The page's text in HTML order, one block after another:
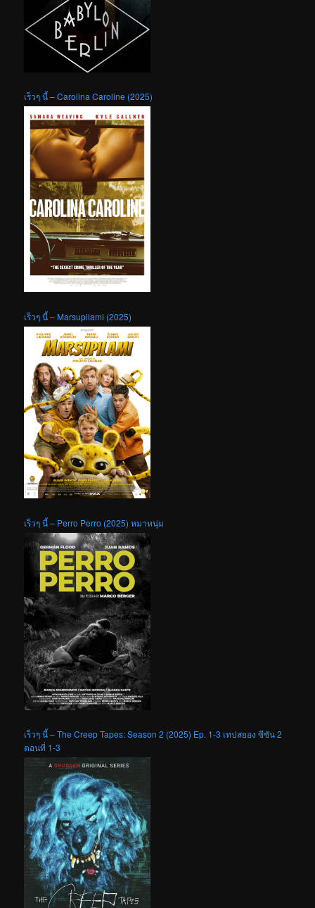
เร็วๆ นี้ – Carolina Caroline (2025)
เร็วๆ นี้ – Marsupilami (2025)
เร็วๆ นี้ – Perro Perro (2025) หมาหนุ่ม
เร็วๆ นี้ – The Creep Tapes: Season 2 (2025) Ep. 1-3 เทปสยอง ซีซัน 2
ตอนที่ 1-3